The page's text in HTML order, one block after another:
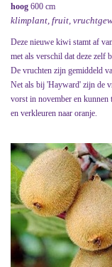
hoog 600 cm
klimplant, fruit,
Deze nieuwe kiwi stamt af
met als verschil dat deze zelf
De vruchten zijn gemiddeld
Net als bij 'Hayward' zijn de
vorst in november en
en verkleuren naar oranje.